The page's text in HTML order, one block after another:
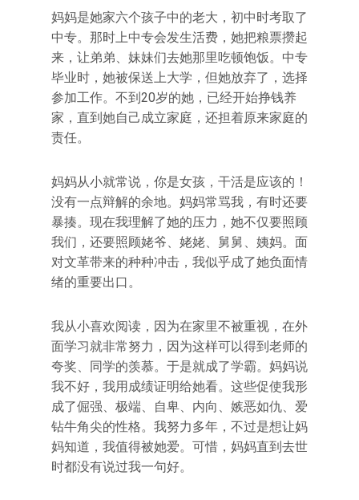
妈妈是她家六个孩子中的老大，初中时考取了
中专。那时上中专会发生活费，她把粮票攒起
来，让弟弟、妹妹们去她那里吃顿饱饭。中专
毕业时，她被保送上大学，但她放弃了，选择
参加工作。不到20岁的她，已经开始挣钱养
家，直到她自己成立家庭，还担着原来家庭的
责任。
妈妈从小就常说，你是女孩，干活是应该的！
没有一点辩解的余地。妈妈常骂我，有时还要
暴揍。现在我理解了她的压力，她不仅要照顾
我们，还要照顾姥爷、姥姥、舅舅、姨妈。面
对文革带来的种种冲击，我似乎成了她负面情
绪的重要出口。
我从小喜欢阅读，因为在家里不被重视，在外
面学习就非常努力，因为这样可以得到老师的
夸奖、同学的羡慕。于是就成了学霸。妈妈说
我不好，我用成绩证明给她看。这些促使我形
成了倔强、极端、自卑、内向、嫉恶如仇、爱
钻牛角尖的性格。我努力多年，不过是想让妈
妈知道，我值得被她爱。可惜，妈妈直到去世
时都没有说过我一句好。